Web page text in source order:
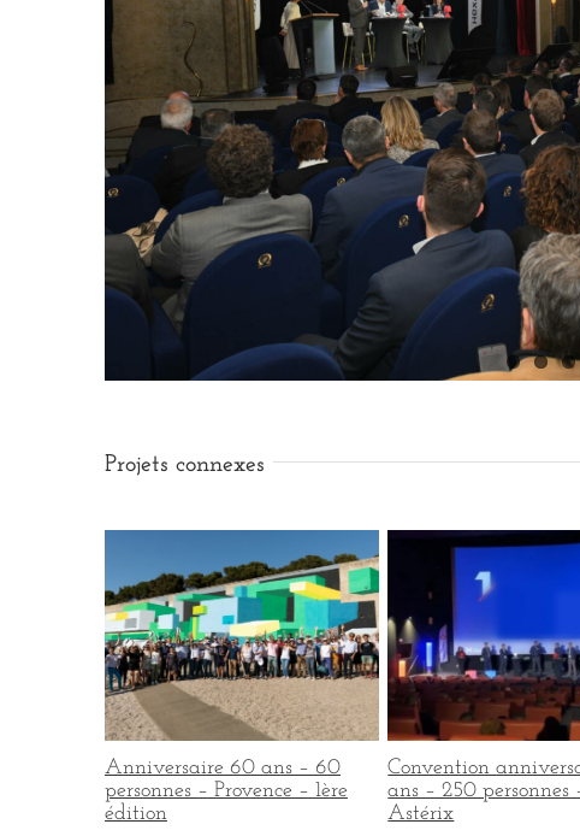
Projets connexes
Anniversaire 60 ans – 60
personnes – Provence – 1ère
édition
Convention
ans – 250 personnes
Astérix